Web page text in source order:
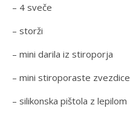
– 4 sveče
– storži
– mini darila iz stiroporja
– mini stiroporaste zvezdice
– silikonska pištola z lepilom